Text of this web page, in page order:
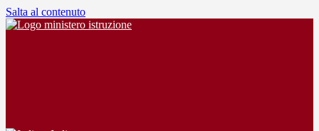
Salta al contenuto